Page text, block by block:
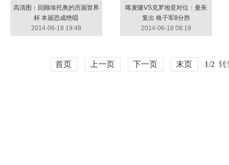
高清图：回顾埃托奥的历届世界
杯 本届恐成绝唱
2014-06-18 19:48
喀麦隆VS克罗地亚对位：曼朱
复出 格子军8分胜
2014-06-18 08:19
首页 上一页 下一页 末页 1/2